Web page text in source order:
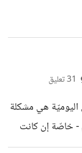
اليوميّة هي مشكلة
- خاصّة إن كانت
قليلا من سرعتي